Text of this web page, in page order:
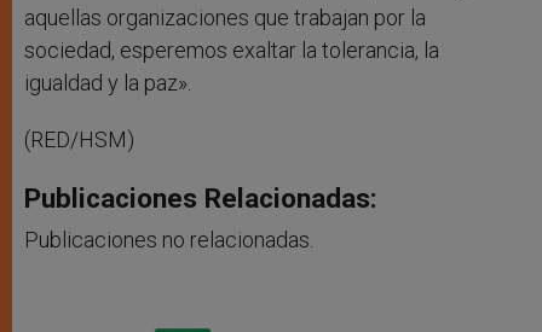
aquellas organizaciones que trabajan por la
sociedad, esperemos exaltar la tolerancia, la
igualdad y la paz».
(RED/HSM)
Publicaciones Relacionadas:
Publicaciones no relacionadas.